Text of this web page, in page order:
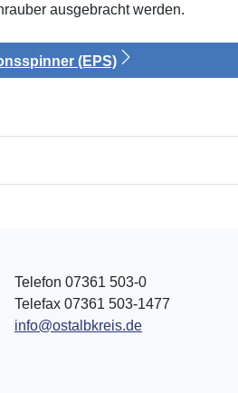
ausgebracht werden.
(EPS)
Telefon 07361 503-0
Telefax 07361 503-1477
info@ostalbkreis.de